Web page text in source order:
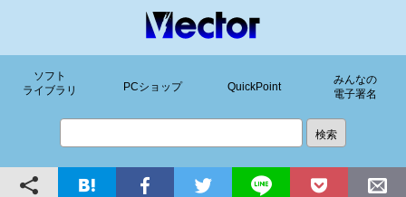
ソフト
ライブラリ
PCショップ QuickPoint
みんなの
電子署名